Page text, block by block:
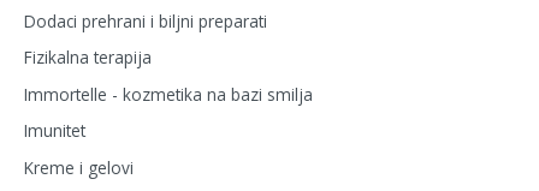
Dodaci prehrani i biljni preparati
Fizikalna terapija
Immortelle - kozmetika na bazi smilja
Imunitet
Kreme i gelovi